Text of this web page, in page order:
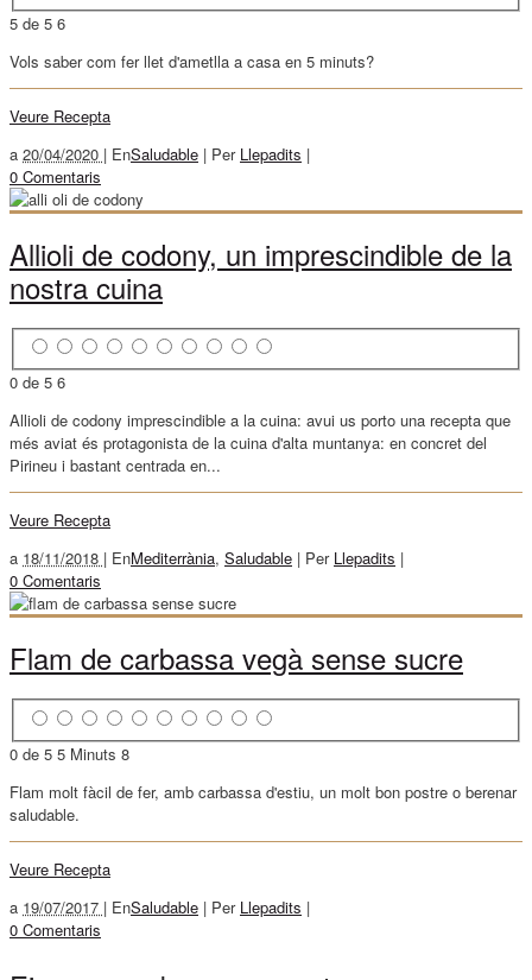
5 de 5 6
Vols saber com fer llet d'ametlla a casa en 5 minuts?
Veure Recepta
a 20/04/2020 | EnSaludable | Per Llepadits |
0 Comentaris
Allioli de codony, un imprescindible de la
nostra cuina
0 de 5 6
Allioli de codony imprescindible a la cuina: avui us porto una recepta que
més aviat és protagonista de la cuina d'alta muntanya: en concret del
Pirineu i bastant centrada en...
Veure Recepta
a 18/11/2018 | EnMediterrània, Saludable | Per Llepadits |
0 Comentaris
Flam de carbassa vegà sense sucre
0 de 5 5 Minuts 8
Flam molt fàcil de fer, amb carbassa d'estiu, un molt bon postre o berenar
saludable.
Veure Recepta
a 19/07/2017 | EnSaludable | Per Llepadits |
0 Comentaris